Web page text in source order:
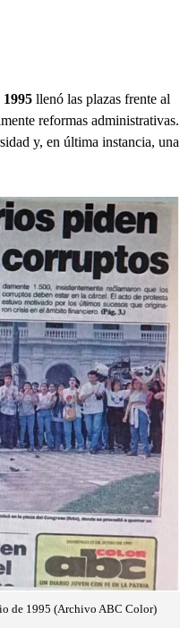
llenó las plazas frente al
reformas administrativas.
y, en última instancia, una
de 1995 (Archivo ABC Color)